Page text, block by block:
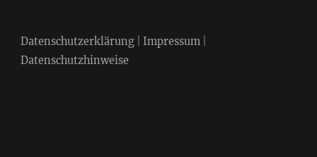
Datenschutzerklärung| Impressum|
Datenschutzhinweise